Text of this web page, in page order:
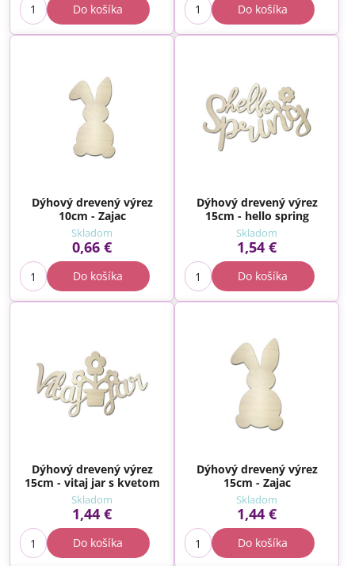
Do košíka Do košíka
Dýhový drevený výrez
10cm - Zajac
Skladom
0,66 €
Do košíka
Dýhový drevený výrez
15cm - hello spring
Skladom
1,54 €
Do košíka
Dýhový drevený výrez
15cm - vitaj jar s kvetom
Skladom
1,44 €
Do košíka
Dýhový drevený výrez
15cm - Zajac
Skladom
1,44 €
Do košíka